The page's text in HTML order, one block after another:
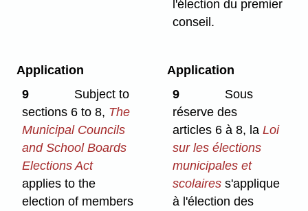
l'élection du premier
conseil.
Application
9
Subject to
sections 6 to 8, The
Municipal Councils
and School Boards
Elections Act
applies to the
election of members
Application
9
Sous
réserve des
articles 6 à 8, laLoi
sur les élections
municipales et
scolaires s'applique
à l'élection des